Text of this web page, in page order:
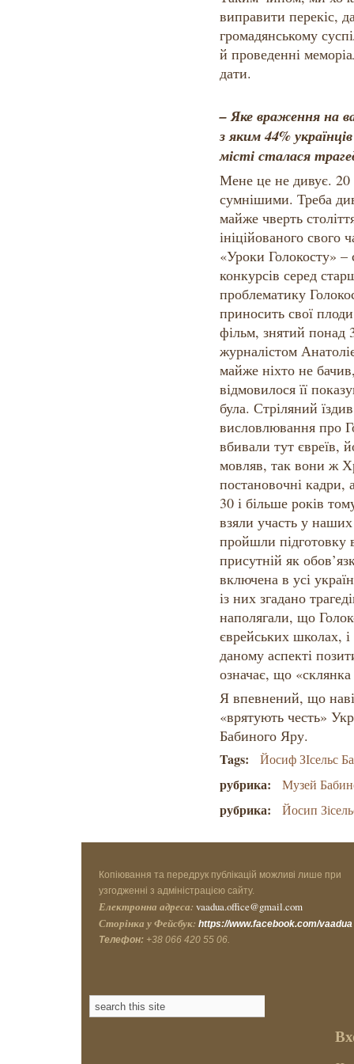
виправити перекіс,
громадянському
й проведенні
дати.
– Яке враження на
з яким 44%
місті сталася
Мене це не дивує.
сумнішими. Треба
майже чверть
ініційованого свого
«Уроки Голокосту» –
конкурсів серед
проблематику
приносить свої
фільм, знятий понад
журналістом
майже ніхто не
відмовилося її
була. Стріляний
висловлювання про
вбивали тут євреїв,
мовляв, так вони ж
постановочні кадри,
30 і більше років
взяли участь у
пройшли підготовку
присутній як
включена в усі
із них згадано
наполягали, що
єврейських школах,
даному аспекті
означає, що
Я впевнений, що
«врятують честь»
Бабиного Яру.
Tags: Йосиф ЗІсельс
рубрика: Музей
рубрика: Йосип
Копіювання та передрук публікацій можливі лише при
узгодженні з адміністрацією сайту.
Електронна адреса: vaadua.office@gmail.com
Сторінка у Фейсбук: https://www.facebook.com/vaadua
Телефон: +38 066 420 55 06.